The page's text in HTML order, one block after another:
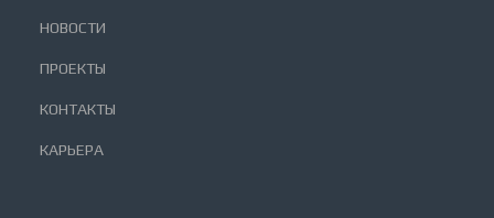
НОВОСТИ
ПРОЕКТЫ
КОНТАКТЫ
КАРЬЕРА